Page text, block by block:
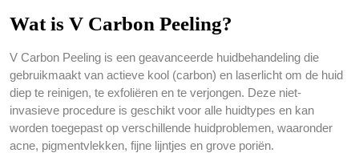
Wat is V Carbon Peeling?
V Carbon Peeling is een geavanceerde huidbehandeling die
gebruikmaakt van actieve kool (carbon) en laserlicht om de huid
diep te reinigen, te exfoliëren en te verjongen. Deze niet-
invasieve procedure is geschikt voor alle huidtypes en kan
worden toegepast op verschillende huidproblemen, waaronder
acne, pigmentvlekken, fijne lijntjes en grove poriën.